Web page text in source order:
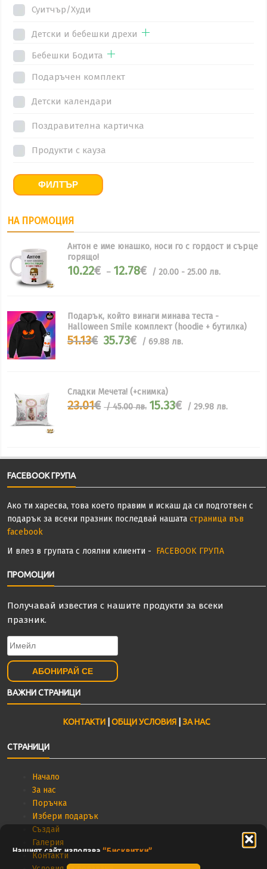
Нашият сайт използва “Бисквитки”.
Суитчър/Худи
Детски и бебешки дрехи
Бебешки Бодита
Подаръчен комплект
Детски календари
Поздравителна картичка
Продукти с кауза
ФИЛТЪР
НА ПРОМОЦИЯ
Антон е име юнашко, носи го с гордост и сърце
горящо!
10.22€ – 12.78€
Price
range:
/ 20.00 - 25.00 лв.
Подарък, който винаги минава теста -
Halloween Smile комплект (hoodie + бутилка)
51.13€ Original
price
35.73€
Текущата
цена
/ 69.88 лв.
Сладки Мечета! (+снимка)
23.01€ / 45.00 лв. Original
price
45.00
15.33€ / 29.98 лв.
цена
29.98
FACEBOOK ГРУПА
Ако ти харесва, това което правим и искаш да си подготвен с
подарък за всеки празник последвай нашата страница във
facebook
И влез в групата с лоялни клиенти - FACEBOOK ГРУПА
ПРОМОЦИИ
Получавай известия с нашите продукти за всеки
празник.
ВАЖНИ СТРАНИЦИ
КОНТАКТИ| ОБЩИ УСЛОВИЯ| ЗА НАС
СТРАНИЦИ
Начало
За нас
Поръчка
Избери подарък
Създай
Галерия
Контакти